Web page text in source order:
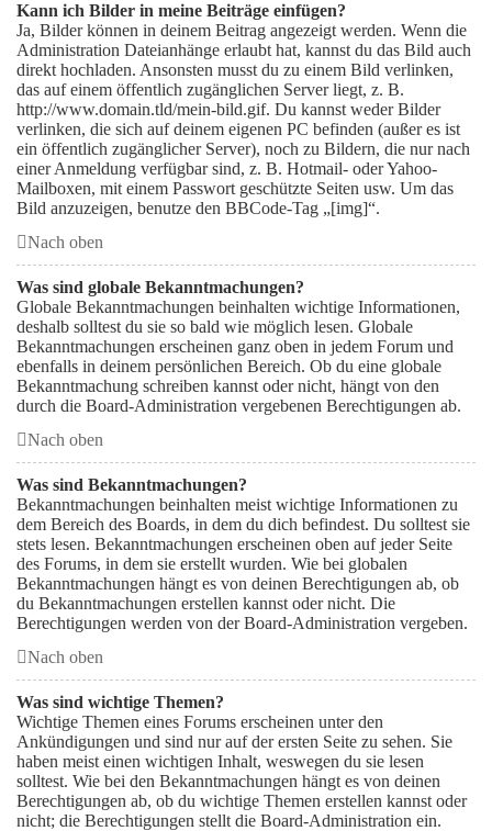
Kann ich Bilder in meine Beiträge einfügen?
Ja, Bilder können in deinem Beitrag angezeigt werden. Wenn die
Administration Dateianhänge erlaubt hat, kannst du das Bild auch
direkt hochladen. Ansonsten musst du zu einem Bild verlinken,
das auf einem öffentlich zugänglichen Server liegt, z. B.
http://www.domain.tld/mein-bild.gif. Du kannst weder Bilder
verlinken, die sich auf deinem eigenen PC befinden (außer es ist
ein öffentlich zugänglicher Server), noch zu Bildern, die nur nach
einer Anmeldung verfügbar sind, z. B. Hotmail- oder Yahoo-
Mailboxen, mit einem Passwort geschützte Seiten usw. Um das
Bild anzuzeigen, benutze den BBCode-Tag „[img]“.
Nach oben
Was sind globale Bekanntmachungen?
Globale Bekanntmachungen beinhalten wichtige Informationen,
deshalb solltest du sie so bald wie möglich lesen. Globale
Bekanntmachungen erscheinen ganz oben in jedem Forum und
ebenfalls in deinem persönlichen Bereich. Ob du eine globale
Bekanntmachung schreiben kannst oder nicht, hängt von den
durch die Board-Administration vergebenen Berechtigungen ab.
Nach oben
Was sind Bekanntmachungen?
Bekanntmachungen beinhalten meist wichtige Informationen zu
dem Bereich des Boards, in dem du dich befindest. Du solltest sie
stets lesen. Bekanntmachungen erscheinen oben auf jeder Seite
des Forums, in dem sie erstellt wurden. Wie bei globalen
Bekanntmachungen hängt es von deinen Berechtigungen ab, ob
du Bekanntmachungen erstellen kannst oder nicht. Die
Berechtigungen werden von der Board-Administration vergeben.
Nach oben
Was sind wichtige Themen?
Wichtige Themen eines Forums erscheinen unter den
Ankündigungen und sind nur auf der ersten Seite zu sehen. Sie
haben meist einen wichtigen Inhalt, weswegen du sie lesen
solltest. Wie bei den Bekanntmachungen hängt es von deinen
Berechtigungen ab, ob du wichtige Themen erstellen kannst oder
nicht; die Berechtigungen stellt die Board-Administration ein.